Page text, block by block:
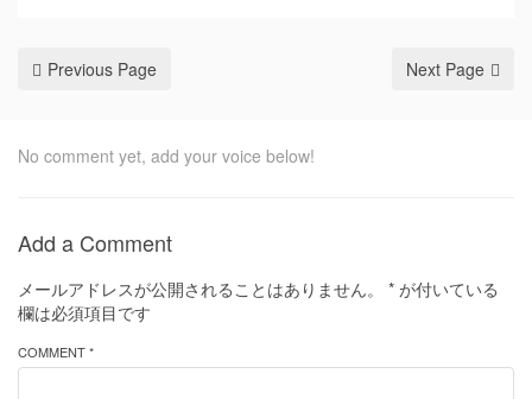
Previous Page Next Page
No comment yet, add your voice below!
Add a Comment
メールアドレスが公開されることはありません。 * が付いている
欄は必須項目です
COMMENT *